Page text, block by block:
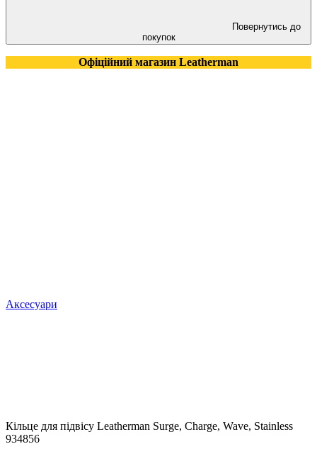
Повернутись до
покупок
Офіційний магазин Leatherman
Аксесуари
Кільце для підвісу Leatherman Surge, Charge, Wave, Stainless
934856